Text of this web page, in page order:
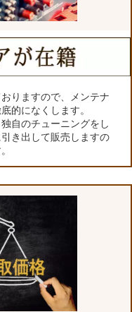
りますので、メンテナ
的になくします。
自のチューニングをし
き出して販売しますの